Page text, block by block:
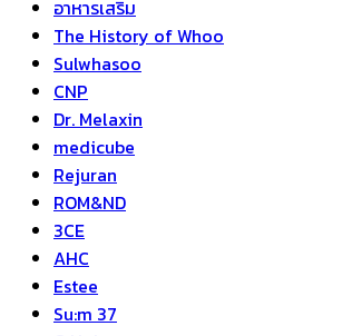
อาหารเสริม
The History of Whoo
Sulwhasoo
CNP
Dr. Melaxin
medicube
Rejuran
ROM&ND
3CE
AHC
Estee
Su:m 37